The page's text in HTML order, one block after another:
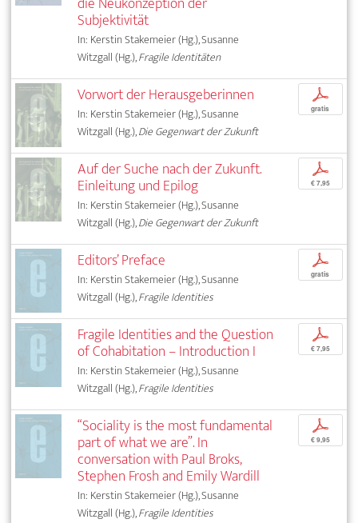
Subjektivität
In: Kerstin Stakemeier (Hg.), Susanne
Witzgall (Hg.),Fragile Identitäten
Vorwort der Herausgeberinnen
In: Kerstin Stakemeier (Hg.), Susanne
Witzgall (Hg.),Die Gegenwart der Zukunft
p
gratis
Auf der Suche nach der Zukunft.
Einleitung und Epilog
In: Kerstin Stakemeier (Hg.), Susanne
Witzgall (Hg.),Die Gegenwart der Zukunft
p
€ 7,95
Editors’ Preface
In: Kerstin Stakemeier (Hg.), Susanne
Witzgall (Hg.),Fragile Identities
p
gratis
Fragile Identities and the Question
of Cohabitation – Introduction I
In: Kerstin Stakemeier (Hg.), Susanne
Witzgall (Hg.),Fragile Identities
p
€ 7,95
“Sociality is the most fundamental
part of what we are”. In
conversation with Paul Broks,
Stephen Frosh and Emily Wardill
In: Kerstin Stakemeier (Hg.), Susanne
Witzgall (Hg.),Fragile Identities
p
€ 9,95